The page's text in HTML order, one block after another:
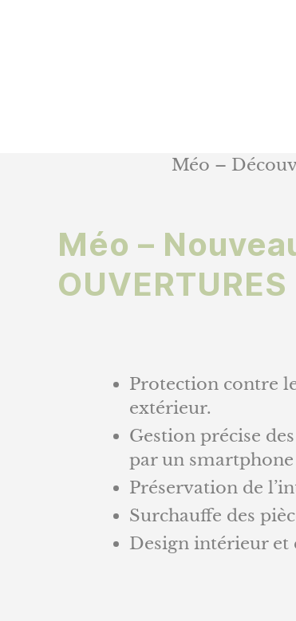
Méo –
Méo –
Protection contre
extérieur.
Gestion précise
par un
Préservation de
Surchauffe des
Design intérieur et